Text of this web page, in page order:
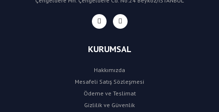
KURUMSAL
Hakkımızda
Mesafeli Satış Sözleşmesi
Ödeme ve Teslimat
Gizlilik ve Güvenlik